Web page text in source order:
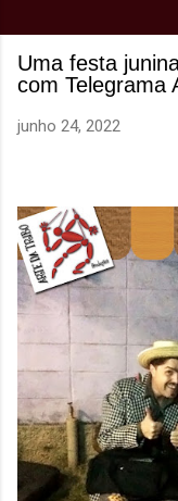
Uma festa
com Telegrama
junho 24, 2022